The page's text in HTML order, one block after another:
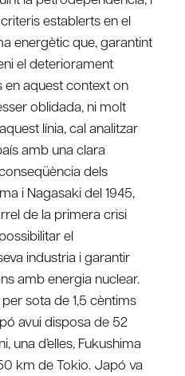
establerts en el
energètic que, garantint
el deteriorament
en aquest context on
oblidada, ni molt
línia, cal analitzar
amb una clara
dels
i Nagasaki del 1945,
de la primera crisi
el
industria i garantir
amb energia nuclear.
sota de 1,5 cèntims
avui disposa de 52
una d’elles, Fukushima
km de Tokio. Japó va